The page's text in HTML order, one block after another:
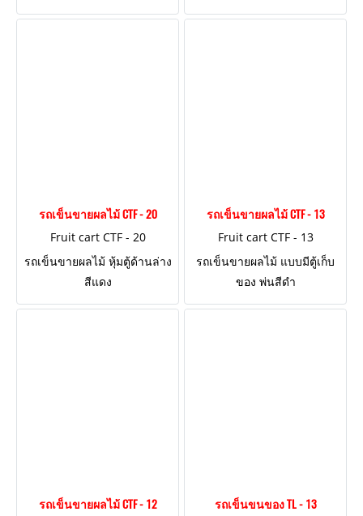
รถเข็นขายผลไม้ CTF - 20
Fruit cart CTF - 20
รถเข็นขายผลไม้ หุ้มตู้ด้านล่าง
สีแดง
รถเข็นขายผลไม้ CTF - 13
Fruit cart CTF - 13
รถเข็นขายผลไม้ แบบมีตู้เก็บ
ของ พ่นสีดำ
รถเข็นขายผลไม้ CTF - 12
รถเข็นขนของ TL - 13